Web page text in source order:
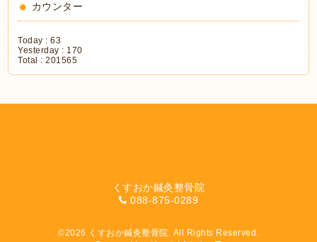
カウンター
Today :63
Yesterday : 170
Total :201565
くすおか鍼灸整骨院
088-875-0289
©2026 くすおか鍼灸整骨院. All Rights Reserved.